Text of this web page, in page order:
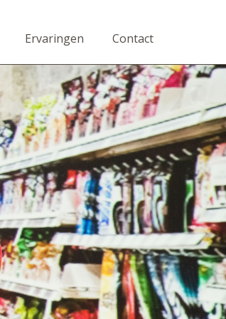
Ervaringen Contact